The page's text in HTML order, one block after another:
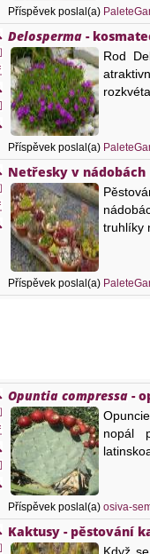
Příspěvek poslal(a)
Delosperma -
Rod
Příspěvek poslal(a)
Netřesky v nádobách
truhlíky
Příspěvek poslal(a)
Opuntia compressa -
nopál
Příspěvek poslal(a)osiva-
Kaktusy - pěstování